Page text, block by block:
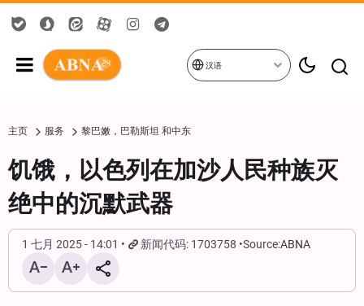
汉语
主页 服务 黎巴嫩，巴勒斯坦 和中东
饥饿，以色列在加沙人民种族灭
绝中的沉默武器
1 七月 2025 - 14:01 新闻代码: 1703758 Source:ABNA